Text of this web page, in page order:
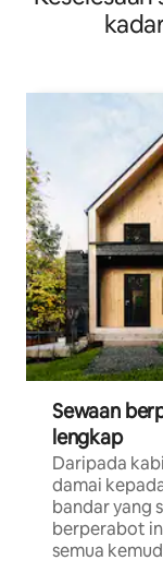
Sewaan
lengkap
Daripada
damai
bandar yang
berperabot
semua